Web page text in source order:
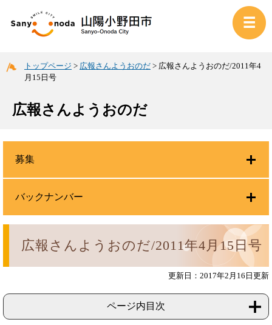
トップページ > 広報さんようおのだ > 広報さんようおのだ/2011年4
月15日号
広報さんようおのだ
広報さんようおのだ/2011年4月15日号
更新日：2017年2月16日更新
ページ内目次
募集
バックナンバー